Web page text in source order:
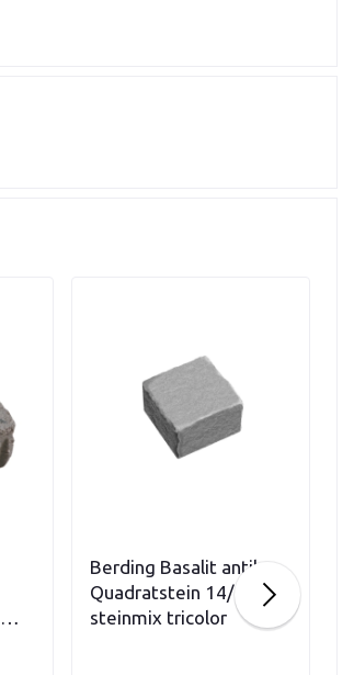
In den Warenkorb
Berding Basalit antik
Quadratstein 14/14
steinmix tricolor